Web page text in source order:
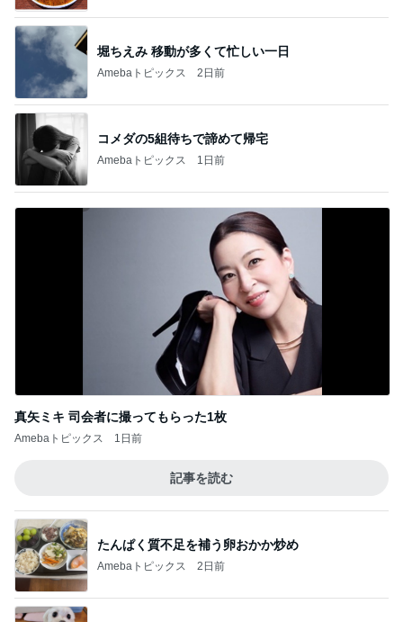
堀ちえみ 移動が多くて忙しい一日
Amebaトピックス 2日前
コメダの5組待ちで諦めて帰宅
Amebaトピックス 1日前
真矢ミキ 司会者に撮ってもらった1枚
Amebaトピックス 1日前
記事を読む
たんぱく質不足を補う卵おかか炒め
Amebaトピックス 2日前